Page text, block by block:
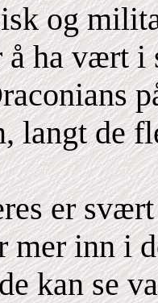
og
ha vært i
langt de
er
mer inn i
kan se